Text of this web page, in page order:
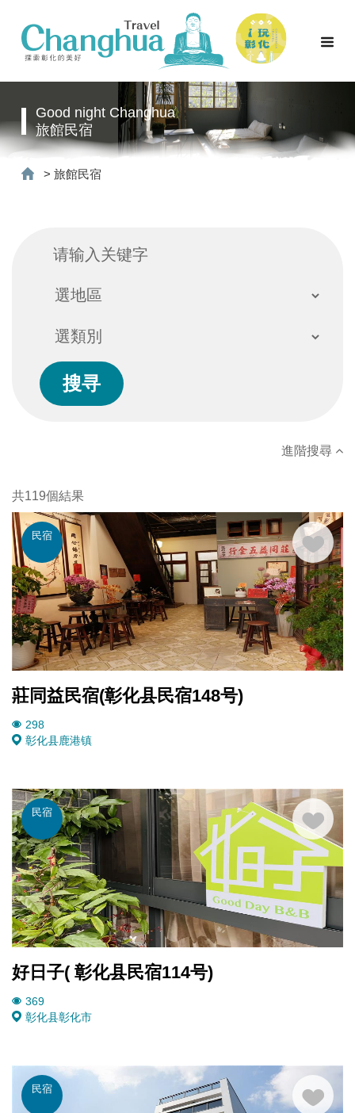
Good night Changhua
旅館民宿
> 旅館民宿
進階搜尋
共119個結果
民宿
莊同益民宿(彰化县民宿148号)
298
彰化县鹿港镇
民宿
好日子( 彰化县民宿114号)
369
彰化县彰化市
民宿